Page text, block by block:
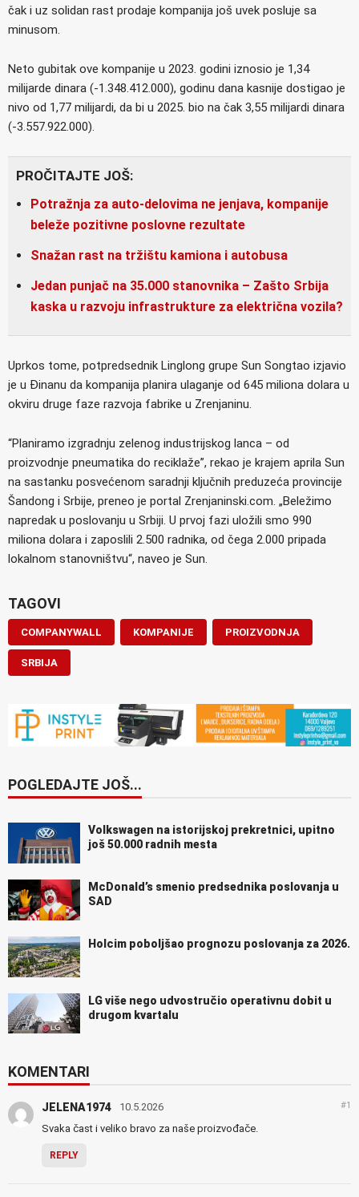
čak i uz solidan rast prodaje kompanija još uvek posluje sa
minusom.
Neto gubitak ove kompanije u 2023. godini iznosio je 1,34
milijarde dinara (-1.348.412.000), godinu dana kasnije dostigao je
nivo od 1,77 milijardi, da bi u 2025. bio na čak 3,55 milijardi dinara
(-3.557.922.000).
PROČITAJTE JOŠ:
Potražnja za auto-delovima ne jenjava, kompanije
beleže pozitivne poslovne rezultate
Snažan rast na tržištu kamiona i autobusa
Jedan punjač na 35.000 stanovnika – Zašto Srbija
kaska u razvoju infrastrukture za električna vozila?
Uprkos tome, potpredsednik Linglong grupe Sun Songtao izjavio
je u Đinanu da kompanija planira ulaganje od 645 miliona dolara u
okviru druge faze razvoja fabrike u Zrenjaninu.
“Planiramo izgradnju zelenog industrijskog lanca – od
proizvodnje pneumatika do reciklaže”, rekao je krajem aprila Sun
na sastanku posvećenom saradnji ključnih preduzeća provincije
Šandong i Srbije, preneo je portal Zrenjaninski.com. „Beležimo
napredak u poslovanju u Srbiji. U prvoj fazi uložili smo 990
miliona dolara i zaposlili 2.500 radnika, od čega 2.000 pripada
lokalnom stanovništvu“, naveo je Sun.
TAGOVI
COMPANYWALL KOMPANIJE PROIZVODNJA
SRBIJA
POGLEDAJTE JOŠ...
Volkswagen na istorijskoj prekretnici, upitno
još 50.000 radnih mesta
McDonald’s smenio predsednika poslovanja u
SAD
Holcim poboljšao prognozu poslovanja za 2026.
LG više nego udvostručio operativnu dobit u
drugom kvartalu
KOMENTARI
JELENA1974 10.5.2026 #1
Svaka čast i veliko bravo za naše proizvođače.
REPLY